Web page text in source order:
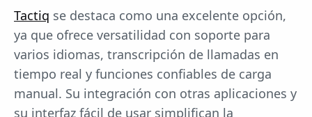
Tactiq se destaca como una excelente opción,
ya que ofrece versatilidad con soporte para
varios idiomas, transcripción de llamadas en
tiempo real y funciones confiables de carga
manual. Su integración con otras aplicaciones y
su interfaz fácil de usar simplifican la